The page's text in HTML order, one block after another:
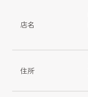
店名
住所